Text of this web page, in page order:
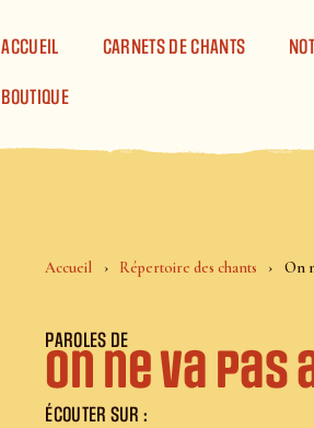
ACCUEIL
CARNETS DE CHANTS
BOUTIQUE
Accueil Répertoire des chants On
PAROLES DE
On ne va pas
ÉCOUTER SUR :